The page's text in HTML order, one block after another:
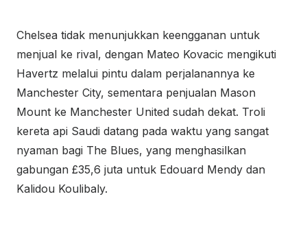
Chelsea tidak menunjukkan keengganan untuk
menjual ke rival, dengan Mateo Kovacic mengikuti
Havertz melalui pintu dalam perjalanannya ke
Manchester City, sementara penjualan Mason
Mount ke Manchester United sudah dekat. Troli
kereta api Saudi datang pada waktu yang sangat
nyaman bagi The Blues, yang menghasilkan
gabungan £35,6 juta untuk Edouard Mendy dan
Kalidou Koulibaly.